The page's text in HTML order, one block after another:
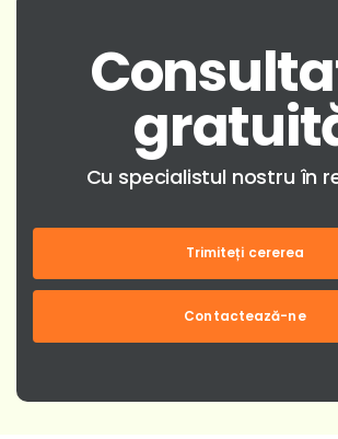
Cu specialistul nostru în
Trimiteți cererea
Contactează-ne